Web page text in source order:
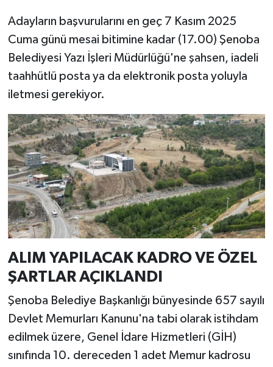
Adayların başvurularını en geç 7 Kasım 2025
Cuma günü mesai bitimine kadar (17.00) Şenoba
Belediyesi Yazı İşleri Müdürlüğü'ne şahsen, iadeli
taahhütlü posta ya da elektronik posta yoluyla
iletmesi gerekiyor.
ALIM YAPILACAK KADRO VE ÖZEL
ŞARTLAR AÇIKLANDI
Şenoba Belediye Başkanlığı bünyesinde 657 sayılı
Devlet Memurları Kanunu'na tabi olarak istihdam
edilmek üzere, Genel İdare Hizmetleri (GİH)
sınıfında 10. dereceden 1 adet Memur kadrosu